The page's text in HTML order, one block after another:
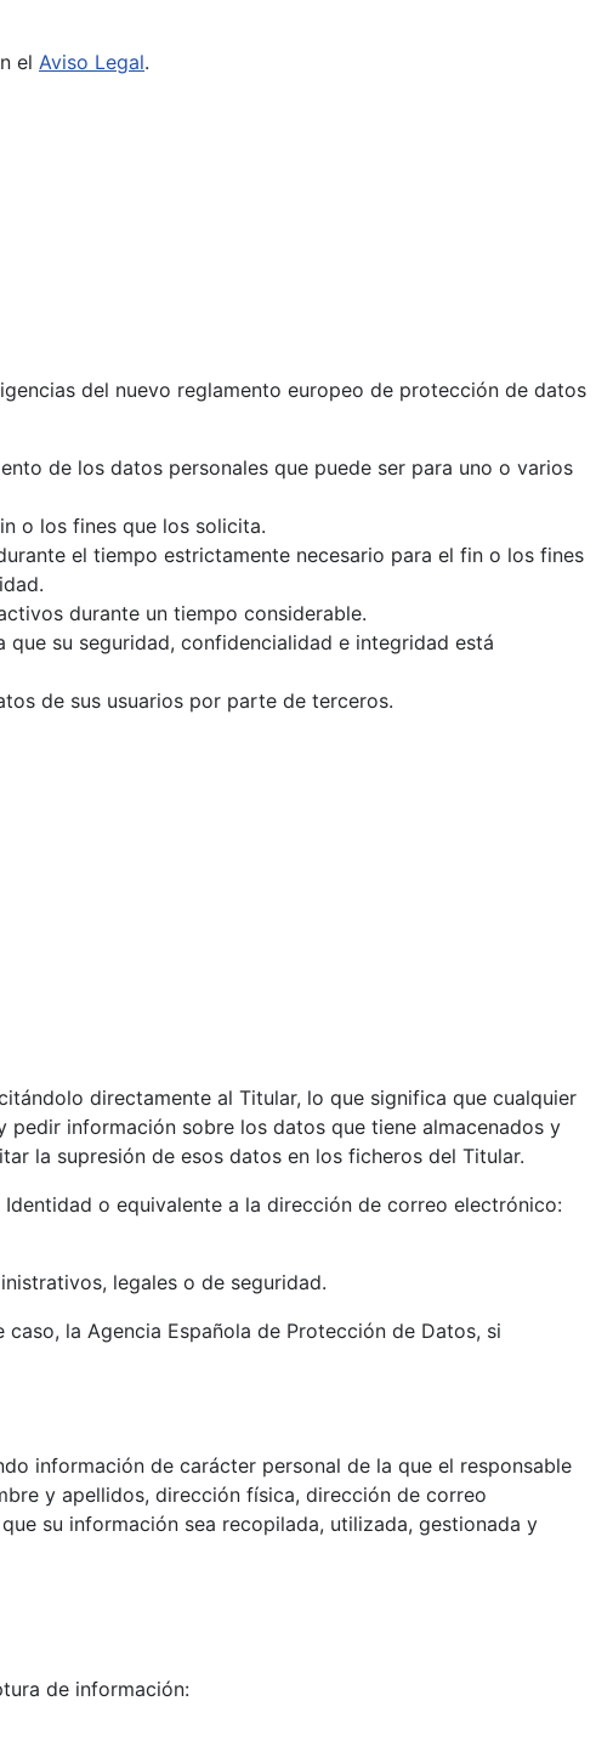
el Aviso Legal.
del nuevo reglamento europeo de protección de datos
de los datos personales que puede ser para uno o varios
o los fines que los solicita.
el tiempo estrictamente necesario para el fin o los fines
durante un tiempo considerable.
su seguridad, confidencialidad e integridad está
de sus usuarios por parte de terceros.
directamente al Titular, lo que significa que cualquier
información sobre los datos que tiene almacenados y
la supresión de esos datos en los ficheros del Titular.
o equivalente a la dirección de correo electrónico:
legales o de seguridad.
la Agencia Española de Protección de Datos, si
información de carácter personal de la que el responsable
y apellidos, dirección física, dirección de correo
su información sea recopilada, utilizada, gestionada y
de información: